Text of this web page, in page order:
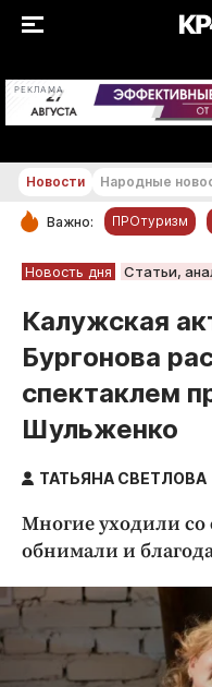
РЕКЛАМА
РУБРИКИ
Новости
Статьи
Народные
Авто и
Культура
Недвижимость
Образование
Общество
Новости Народные
Важно: ПРОтуризм
Новость дня Статьи,
Калужская
Бургонова
спектаклем
Шульженко
ТАТЬЯНА СВЕТЛОВА
Многие уходили со
обнимали и